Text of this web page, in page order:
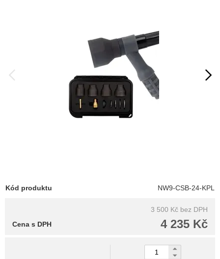
Kód produktu NW9-CSB-24-KPL
3 500 Kč bez DPH
4 235 Kč
Cena s DPH